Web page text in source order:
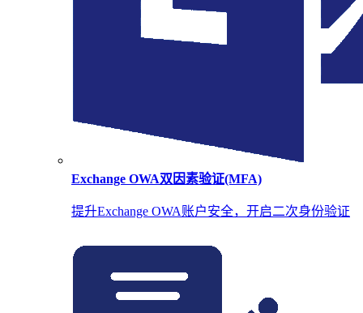
Exchange OWA双因素验证(MFA)
提升Exchange OWA账户安全，开启二次身份验证